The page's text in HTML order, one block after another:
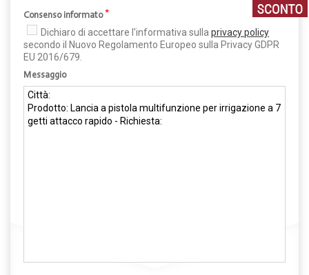
Consenso informato*
Dichiaro di accettare l'informativa sulla privacy policy
secondo il Nuovo Regolamento Europeo sulla Privacy GDPR
EU 2016/679.
Messaggio